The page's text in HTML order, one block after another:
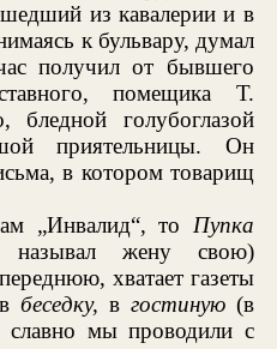
из кавалерии и в
к бульвару, думал
получил от бывшего
помещика Т.
голубоглазой
приятельницы. Он
в котором товарищ
„Инвалид“, то Пупка
называл жену свою)
хватает газеты
беседку, в гостиную(в
мы проводили с